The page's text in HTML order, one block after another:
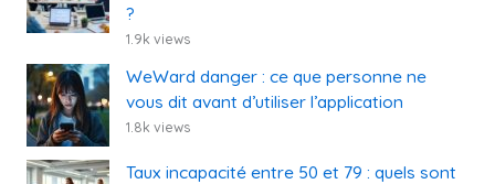
?
1.9k views
WeWard danger : ce que personne ne
vous dit avant d’utiliser l’application
1.8k views
Taux incapacité entre 50 et 79 : quels sont